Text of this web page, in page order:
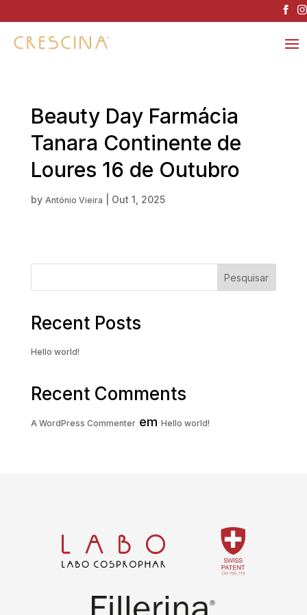
Beauty Day Farmácia
Tanara Continente de
Loures 16 de Outubro
by António Vieira Out 1, 2025
Pesquisar
Recent Posts
Hello world!
Recent Comments
A WordPress Commenterem Hello world!